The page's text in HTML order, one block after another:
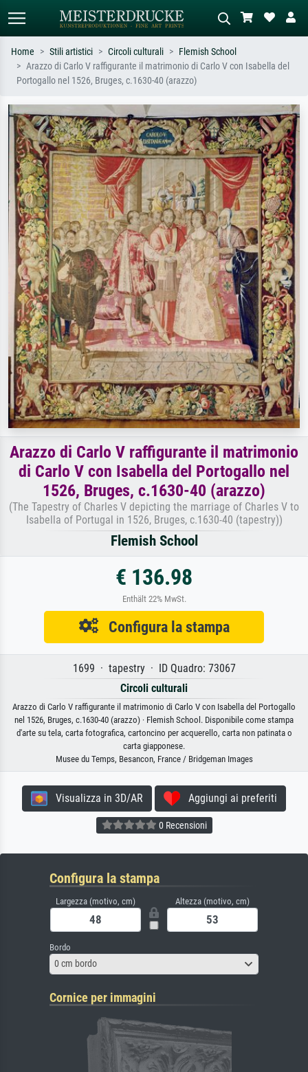
Ricerca standard
Monet, Notte stellata,
Impressionismo, onda di Hokusai,
nudo.
astratto con molto rosso, dipinto a
olio scuro, nudo in piedi vicino a un
albero.
Home Stili artistici Circoli culturali
Flemish School
Arazzo di Carlo V raffigurante il matrimonio di Carlo V con Isabella del
Portogallo nel 1526, Bruges, c.1630-40 (arazzo)
Arazzo di Carlo V raffigurante il matrimonio
di Carlo V con Isabella del Portogallo nel
1526, Bruges, c.1630-40 (arazzo)
(The Tapestry of Charles V depicting the marriage of Charles V to
Isabella of Portugal in 1526, Bruges, c.1630-40 (tapestry))
Flemish School
€ 136.98
Enthält 22% MwSt.
Configura la stampa
1699 · tapestry · ID Quadro: 73067
Circoli culturali
Arazzo di Carlo V raffigurante il matrimonio di Carlo V con Isabella del Portogallo
nel 1526, Bruges, c.1630-40 (arazzo) · Flemish School. Disponibile come stampa
d'arte su tela, carta fotografica, cartoncino per acquerello, carta non patinata o
carta giapponese.
Musee du Temps, Besancon, France / Bridgeman Images
Visualizza in 3D/AR Aggiungi ai preferiti
0 Recensioni
Configura la stampa
Largezza (motivo, cm) Altezza (motivo, cm)
Bordo
0 cm bordo
Cornice per immagini